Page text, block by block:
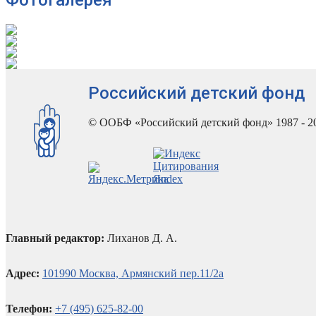
Российский детский фонд
© ООБФ «Российский детский фонд» 1987 -
Главный редактор: Лиханов Д. А.
Адрес: 101990 Москва, Армянский пер.11/2а
Телефон: +7 (495) 625-82-00